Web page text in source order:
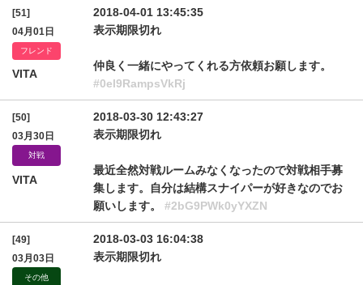
[51]
04月01日
フレンド
VITA
2018-04-01 13:45:35
表示期限切れ
仲良く一緒にやってくれる方依頼お願します。
#0el9RampsVkRj
[50]
03月30日
対戦
VITA
2018-03-30 12:43:27
表示期限切れ
最近全然対戦ルームみなくなったので対戦相手募
集します。自分は結構スナイパーが好きなのでお
願いします。 #2bG9PWk0yYXZN
[49]
03月03日
その他
2018-03-03 16:04:38
表示期限切れ